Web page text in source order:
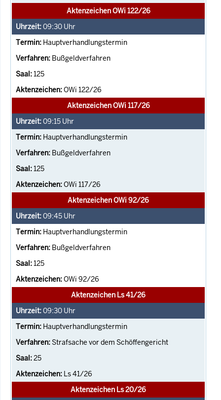
Aktenzeichen OWi 122/26
09:30 Uhr
Hauptverhandlungstermin
Bußgeldverfahren
125
OWi 122/26
Aktenzeichen OWi 117/26
09:15 Uhr
Hauptverhandlungstermin
Bußgeldverfahren
125
OWi 117/26
Aktenzeichen OWi 92/26
09:45 Uhr
Hauptverhandlungstermin
Bußgeldverfahren
125
OWi 92/26
Aktenzeichen Ls 41/26
09:30 Uhr
Hauptverhandlungstermin
Strafsache vor dem Schöffengericht
25
Ls 41/26
Aktenzeichen Ls 20/26